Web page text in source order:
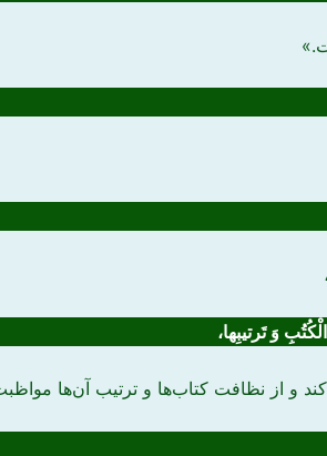
وَ تَرتیبِها،
و از نظافت کتاب‌ها و ترتیب آن‌ها